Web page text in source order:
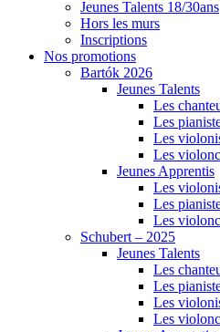
Jeunes Talents 18/30ans
Hors les murs
Inscriptions
Nos promotions
Bartók 2026
Jeunes Talents
Les
Les
Les
Les
Jeunes Apprentis
Les
Les
Les
Schubert – 2025
Jeunes Talents
Les
Les
Les
Les